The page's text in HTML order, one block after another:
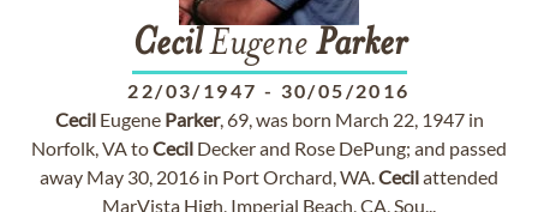
CecilEugene Parker
22/03/1947 - 30/05/2016
CecilEugene Parker, 69, was born March 22, 1947 in
Norfolk, VA toCecil Decker and Rose DePung; and passed
away May 30, 2016 in Port Orchard, WA.Cecilattended
MarVista High, Imperial Beach, CA, Sou...